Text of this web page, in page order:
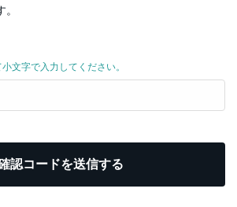
文字で入力してください。
認コードを送信する